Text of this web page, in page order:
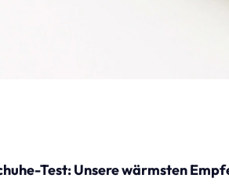
Test: Unsere wärmsten